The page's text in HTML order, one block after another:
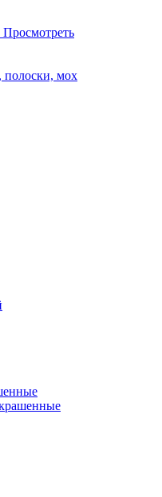
Просмотреть
полоски, мох